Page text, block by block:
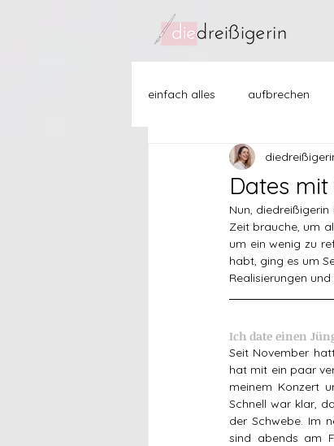
einfach alles aufbrechen
freundschaften ich mit
then vs now how to...
Dates
Nun,
Zeit brauche, um
um ein wenig zu
habt, ging es um
Realisierungen
Ich date einen
Seit November
hat mit ein paar
meinem Konzert
Schnell war klar,
der Schwebe. Im
sind abends am